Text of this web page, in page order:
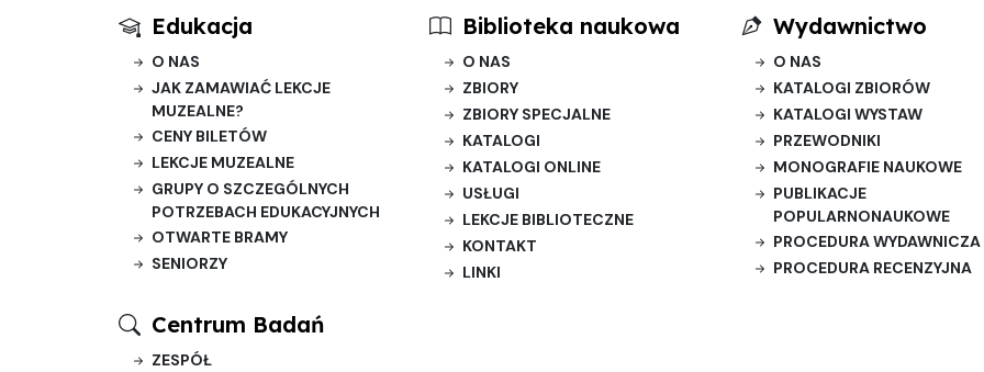
Edukacja
O NAS
JAK ZAMAWIAĆ LEKCJE
MUZEALNE?
CENY BILETÓW
LEKCJE MUZEALNE
GRUPY O SZCZEGÓLNYCH
POTRZEBACH EDUKACYJNYCH
OTWARTE BRAMY
SENIORZY
Biblioteka naukowa
O NAS
ZBIORY
ZBIORY SPECJALNE
KATALOGI
KATALOGI ONLINE
USŁUGI
LEKCJE BIBLIOTECZNE
KONTAKT
LINKI
Wydawnictwo
O NAS
KATALOGI ZBIORÓW
KATALOGI WYSTAW
PRZEWODNIKI
MONOGRAFIE NAUKOWE
PUBLIKACJE
POPULARNONAUKOWE
PROCEDURA WYDAWNICZA
PROCEDURA RECENZYJNA
Centrum Badań
ZESPÓŁ